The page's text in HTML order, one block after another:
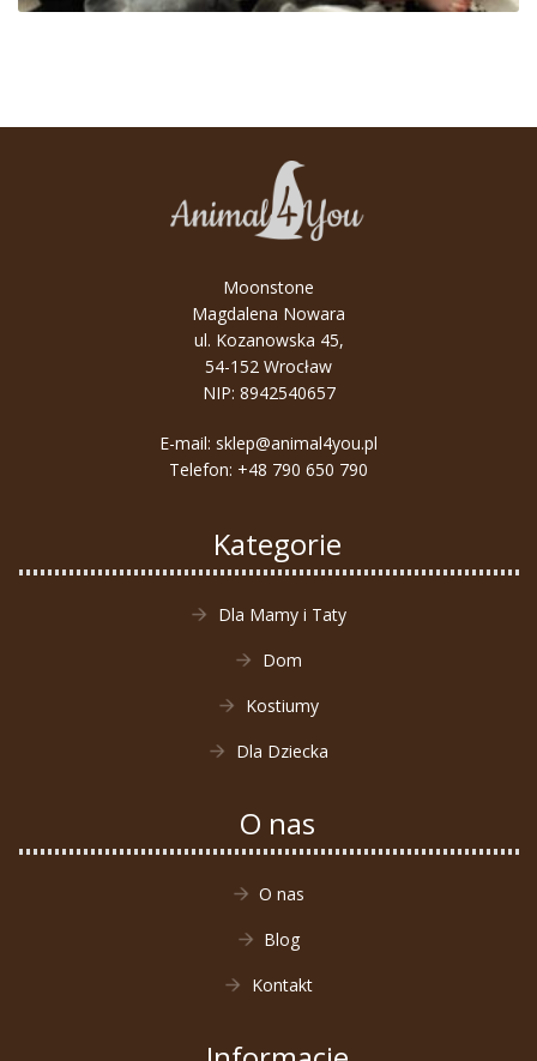
Moonstone
Magdalena Nowara
ul. Kozanowska 45,
54-152 Wrocław
NIP: 8942540657
E-mail: sklep@animal4you.pl
Telefon: +48 790 650 790
Kategorie
Dla Mamy i Taty
Dom
Kostiumy
Dla Dziecka
O nas
O nas
Blog
Kontakt